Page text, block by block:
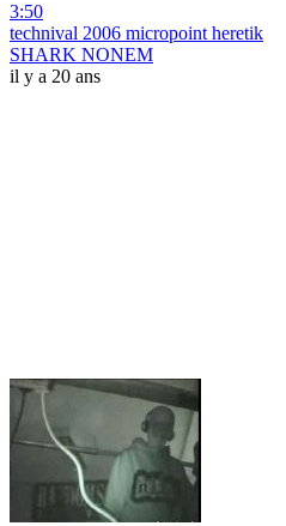
3:50
technival 2006 micropoint heretik
SHARK NONEM
il y a 20 ans